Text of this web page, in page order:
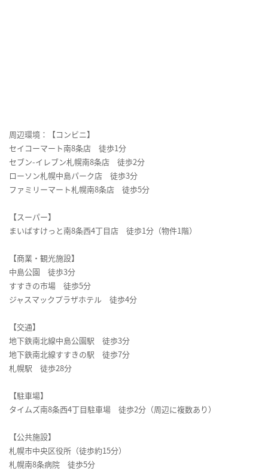
周辺環境：【コンビニ】
セイコーマート南8条店 徒歩1分
セブン-イレブン札幌南8条店 徒歩2分
ローソン札幌中島パーク店 徒歩3分
ファミリーマート札幌南8条店 徒歩5分
【スーパー】
まいばすけっと南8条西4丁目店 徒歩1分（物件1階）
【商業・観光施設】
中島公園 徒歩3分
すすきの市場 徒歩5分
ジャスマックプラザホテル 徒歩4分
【交通】
地下鉄南北線中島公園駅 徒歩3分
地下鉄南北線すすきの駅 徒歩7分
札幌駅 徒歩28分
【駐車場】
タイムズ南8条西4丁目駐車場 徒歩2分（周辺に複数あり）
【公共施設】
札幌市中央区役所（徒歩約15分）
札幌南8条病院 徒歩5分